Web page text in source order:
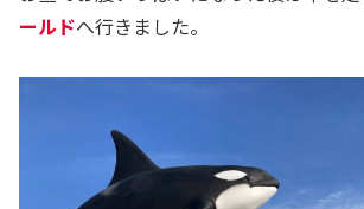
ールドへ行きました。